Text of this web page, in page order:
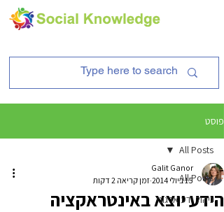
פוסט
All Posts
ניהול ידע ארגוני
All Posts
הידע יוצא באינטראקציה
Galit Ganor
15 ביולי 2014
זמן קריאה 2 דקות